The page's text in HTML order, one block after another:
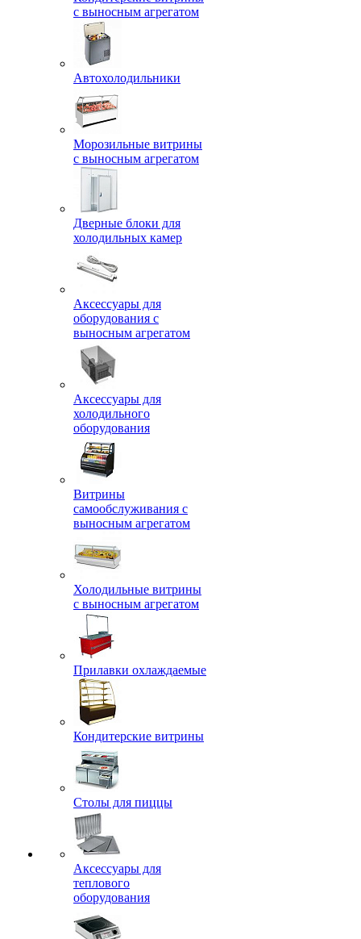
с выносным агрегатом
Автохолодильники
Морозильные витрины
с выносным агрегатом
Дверные блоки для
холодильных камер
Аксессуары для
оборудования с
выносным агрегатом
Аксессуары для
холодильного
оборудования
Витрины
самообслуживания с
выносным агрегатом
Холодильные витрины
с выносным агрегатом
Прилавки охлаждаемые
Кондитерские витрины
Столы для пиццы
Аксессуары для
теплового
оборудования